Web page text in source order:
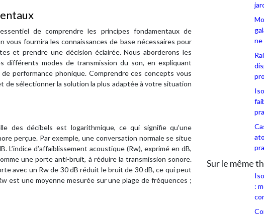
de comprendre les principes fondamentaux de
fournira les connaissances de base nécessaires pour
et prendre une décision éclairée. Nous aborderons les
différents modes de transmission du son, en expliquant
performance phonique. Comprendre ces concepts vous
sélectionner la solution la plus adaptée à votre situation
des décibels est logarithmique, ce qui signifie qu’une
perçue. Par exemple, une conversation normale se situe
d’affaiblissement acoustique (Rw), exprimé en dB,
une porte anti-bruit, à réduire la transmission sonore.
avec un Rw de 30 dB réduit le bruit de 30 dB, ce qui peut
est une moyenne mesurée sur une plage de fréquences ;
ne
Sur le même
: